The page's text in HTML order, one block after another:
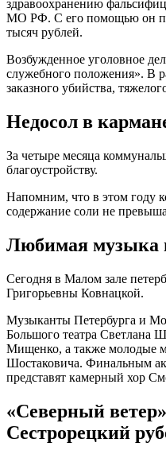
здравоохранению
МО РФ. С его помощью он
тысяч рублей.
Возбужденное уголовное
служебного положения». В
заказного убийства,
Недосол в
За четыре месяца
благоустройству.
Напомним, что в этом году
содержание соли не
Любимая музыка
Сегодня в Малом зале
Григорьевны Ковнацкой.
Музыканты Петербурга и
Большого театра Светлана
Мищенко, а также молодые
Шостаковича. Финальным
представят камерный хор
«Северный
Сестрорецкий